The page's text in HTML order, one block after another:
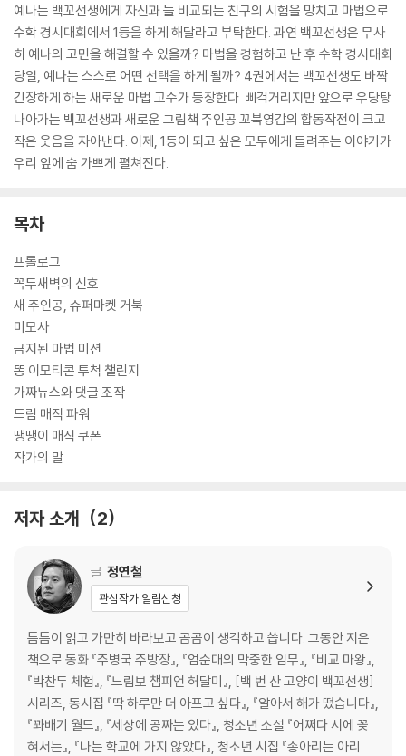
예나는 백꼬선생에게 자신과 늘 비교되는 친구의 시험을 망치고 마법으로
수학 경시대회에서 1등을 하게 해달라고 부탁한다. 과연 백꼬선생은 무사
히 예나의 고민을 해결할 수 있을까? 마법을 경험하고 난 후 수학 경시대회
당일, 예나는 스스로 어떤 선택을 하게 될까? 4권에서는 백꼬선생도 바짝
긴장하게 하는 새로운 마법 고수가 등장한다. 삐걱거리지만 앞으로 우당탕
나아가는 백꼬선생과 새로운 그림책 주인공 꼬북영감의 합동작전이 크고
작은 웃음을 자아낸다. 이제, 1등이 되고 싶은 모두에게 들려주는 이야기가
우리 앞에 숨 가쁘게 펼쳐진다.
목차
프롤로그
꼭두새벽의 신호
새 주인공, 슈퍼마켓 거북
미모사
금지된 마법 미션
똥 이모티콘 투척 챌린지
가짜뉴스와 댓글 조작
드림 매직 파워
땡땡이 매직 쿠폰
작가의 말
저자 소개 2
글 정연철
관심작가 알림신청
틈틈이 읽고 가만히 바라보고 곰곰이 생각하고 씁니다. 그동안 지은
책으로 동화 『주병국 주방장』, 『엄순대의 막중한 임무』, 『비교 마왕』,
『박찬두 체험』, 『느림보 챔피언 허달미』, [백 번 산 고양이 백꼬선생]
시리즈, 동시집 『딱 하루만 더 아프고 싶다』, 『알아서 해가 떴습니다』,
『꽈배기 월드』, 『세상에 공짜는 있다』, 청소년 소설 『어쩌다 시에 꽂
혀서는』, 『나는 학교에 가지 않았다』, 청소년 시집 『송아리는 아리